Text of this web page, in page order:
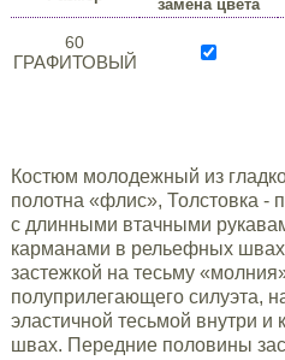
замена цвета
60
ГРАФИТОВЫЙ
Костюм молодежный из
полотна «флис», Толстовка -
с длинными втачными
карманами в рельефных
застежкой на тесьму
полуприлегающего силуэта,
эластичной тесьмой внутри
швах. Передние половины